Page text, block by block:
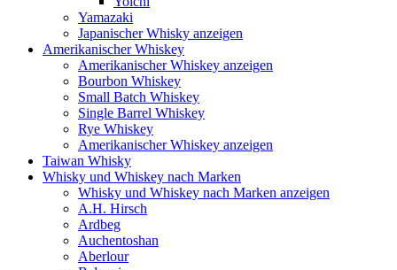
Yamazaki
Japanischer Whisky anzeigen
Amerikanischer Whiskey
Amerikanischer Whiskey anzeigen
Bourbon Whiskey
Small Batch Whiskey
Single Barrel Whiskey
Rye Whiskey
Amerikanischer Whiskey anzeigen
Taiwan Whisky
Whisky und Whiskey nach Marken
Whisky und Whiskey nach Marken anzeigen
A.H. Hirsch
Ardbeg
Auchentoshan
Aberlour